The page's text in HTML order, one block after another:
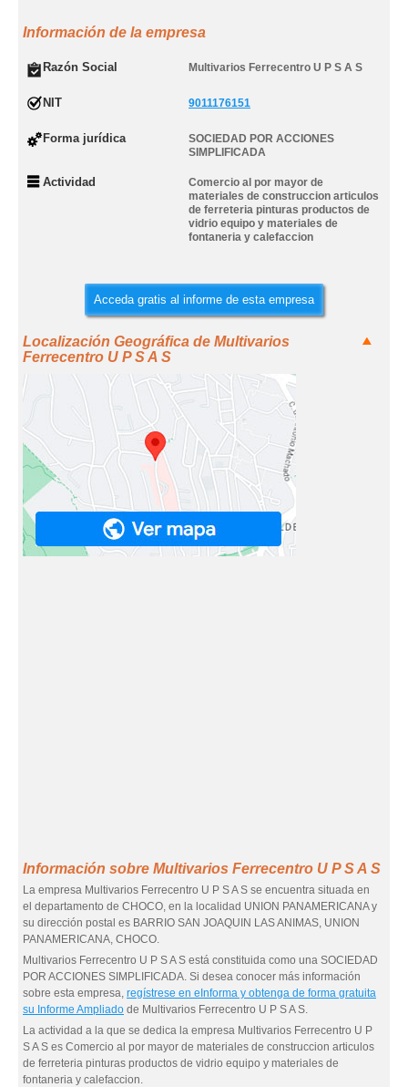
Información de la empresa
Razón Social Multivarios Ferrecentro U P S A S
NIT 9011176151
Forma jurídica
SOCIEDAD POR ACCIONES
SIMPLIFICADA
Actividad
Comercio al por mayor de
materiales de construccion articulos
de ferreteria pinturas productos de
vidrio equipo y materiales de
fontaneria y calefaccion
Acceda gratis al informe de esta empresa
Localización Geográfica de Multivarios
Ferrecentro U P S A S
Información sobre Multivarios Ferrecentro U P S A S
La empresa Multivarios Ferrecentro U P S A S se encuentra situada en
el departamento de CHOCO, en la localidad UNION PANAMERICANA y
su dirección postal es BARRIO SAN JOAQUIN LAS ANIMAS, UNION
PANAMERICANA, CHOCO.
Multivarios Ferrecentro U P S A S está constituida como una SOCIEDAD
POR ACCIONES SIMPLIFICADA. Si desea conocer más información
sobre esta empresa, regístrese en eInforma y obtenga de forma gratuita
su Informe Ampliado de Multivarios Ferrecentro U P S A S.
La actividad a la que se dedica la empresa Multivarios Ferrecentro U P
S A S es Comercio al por mayor de materiales de construccion articulos
de ferreteria pinturas productos de vidrio equipo y materiales de
fontaneria y calefaccion.